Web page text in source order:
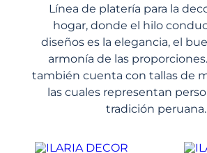
Línea de platería para la
hogar, donde el hilo
diseños es la elegancia, el
armonía de las
también cuenta con tallas de
las cuales representan
tradición peruana.